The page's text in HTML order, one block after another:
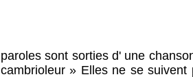
paroles sont sorties d' une
cambrioleur » Elles ne se